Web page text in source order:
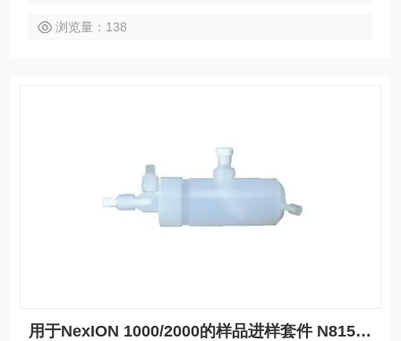
浏览量：138
用于NexION 1000/2000的样品进样套件 N8150033